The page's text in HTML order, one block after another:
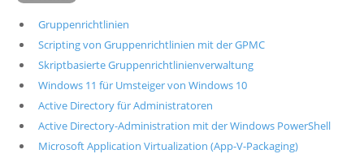
Gruppenrichtlinien
Scripting von Gruppenrichtlinien mit der GPMC
Skriptbasierte Gruppenrichtlinienverwaltung
Windows 11 für Umsteiger von Windows 10
Active Directory für Administratoren
Active Directory-Administration mit der Windows PowerShell
Microsoft Application Virtualization (App-V-Packaging)